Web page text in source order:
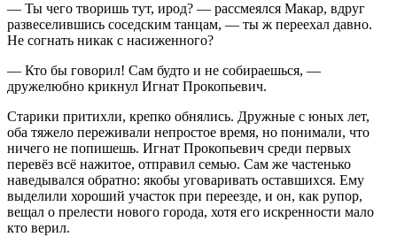
— Ты чего творишь тут, ирод? — рассмеялся Макар, вдруг
развеселившись соседским танцам, — ты ж переехал давно.
Не согнать никак с насиженного?
— Кто бы говорил! Сам будто и не собираешься, —
дружелюбно крикнул Игнат Прокопьевич.
Старики притихли, крепко обнялись. Дружные с юных лет,
оба тяжело переживали непростое время, но понимали, что
ничего не попишешь. Игнат Прокопьевич среди первых
перевёз всё нажитое, отправил семью. Сам же частенько
наведывался обратно: якобы уговаривать оставшихся. Ему
выделили хороший участок при переезде, и он, как рупор,
вещал о прелести нового города, хотя его искренности мало
кто верил.